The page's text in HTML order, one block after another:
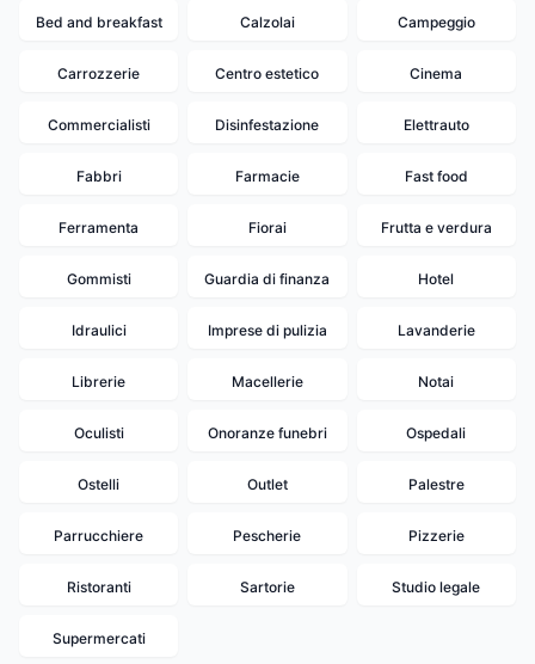
Bed and breakfast Calzolai Campeggio
Carrozzerie Centro estetico Cinema
Commercialisti Disinfestazione Elettrauto
Fabbri Farmacie Fast food
Ferramenta Fiorai Frutta e verdura
Gommisti Guardia di finanza Hotel
Idraulici Imprese di pulizia Lavanderie
Librerie Macellerie Notai
Oculisti Onoranze funebri Ospedali
Ostelli Outlet Palestre
Parrucchiere Pescherie Pizzerie
Ristoranti Sartorie Studio legale
Supermercati